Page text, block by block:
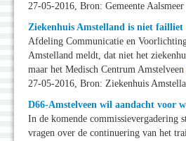
27-05-2016, Bron: Gemeente Aalsmeer
Ziekenhuis Amstelland is niet failliet
Afdeling Communicatie en
Amstelland meldt, dat niet het
maar het Medisch Centrum Amstelveen
27-05-2016, Bron: Ziekenhuis
D66-Amstelveen wil aandacht voor
In de komende commissievergadering
vragen over de continuering van het